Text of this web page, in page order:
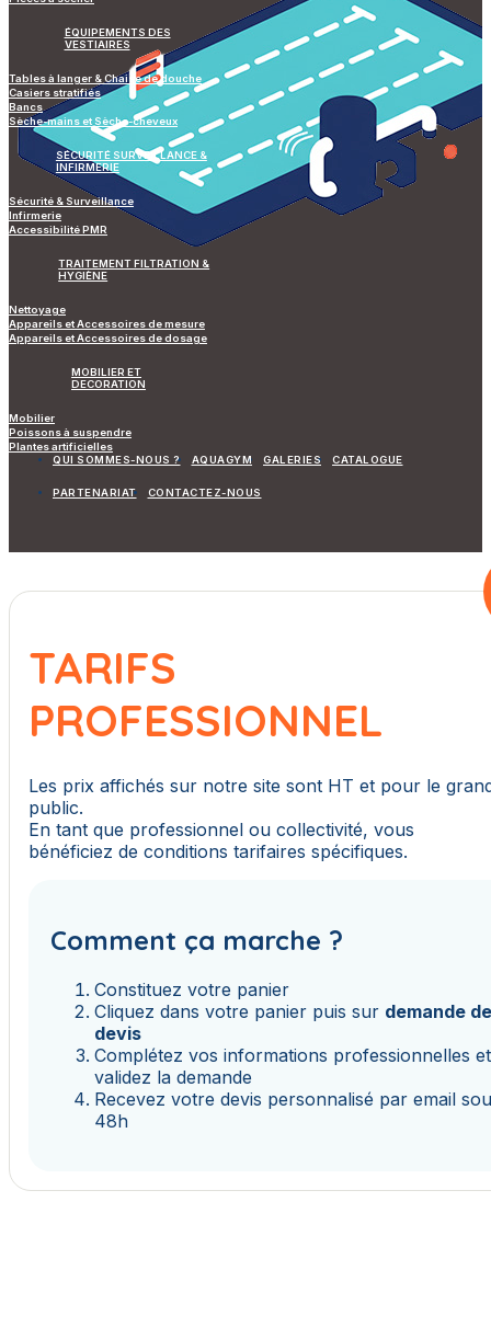
ÉQUIPEMENTS DES
VESTIAIRES
Tables à langer & Chaise de douche
Casiers stratifiés
Bancs
Sèche-mains et Sèche-cheveux
SÉCURITÉ SURVEILLANCE &
INFIRMERIE
Sécurité & Surveillance
Infirmerie
Accessibilité PMR
TRAITEMENT FILTRATION &
HYGIÈNE
Nettoyage
Appareils et Accessoires de mesure
Appareils et Accessoires de dosage
MOBILIER ET
DECORATION
Mobilier
Poissons à suspendre
Plantes artificielles
QUI SOMMES-NOUS ?
AQUAGYM GALERIES CATALOGUE
PARTENARIAT CONTACTEZ-NOUS
TARIFS
PROFESSIONNEL
Les prix affichés sur notre site sont HT et pour le
public.
En tant que professionnel ou collectivité, vous
bénéficiez de conditions tarifaires spécifiques.
Comment ça marche ?
Constituez votre panier
Cliquez dans votre panier puis sur demande
devis
Complétez vos informations professionnelles et
validez la demande
Recevez votre devis personnalisé par email
48h